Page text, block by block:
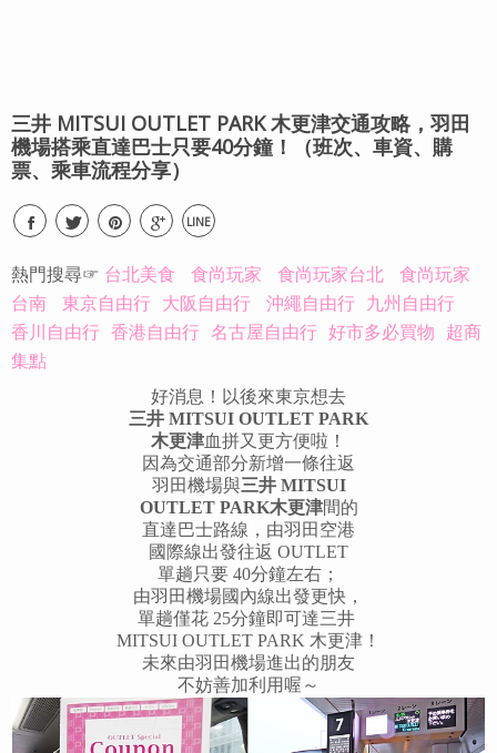
三井 MITSUI OUTLET PARK 木更津交通攻略，羽田
機場搭乘直達巴士只要40分鐘！（班次、車資、購
票、乘車流程分享）
LINE
熱門搜尋☞ 台北美食 食尚玩家 食尚玩家台北
食尚玩家
台南
東京自由行 大阪自由行 沖繩自由行 九州自由行
香川自由行 香港自由行 名古屋自由行 好市多必買物 超商
集點
好消息！以後來東京想去
三井 MITSUI OUTLET PARK
木更津血拼又更方便啦！
因為交通部分新增一條往返
羽田機場與三井 MITSUI
OUTLET PARK木更津間的
直達巴士路線，由羽田空港
國際線出發往返 OUTLET
單趟只要 40分鐘左右；
由羽田機場國內線出發更快，
單趟僅花 25分鐘即可達三井
MITSUI OUTLET PARK 木更津！
未來由羽田機場進出的朋友
不妨善加利用喔～